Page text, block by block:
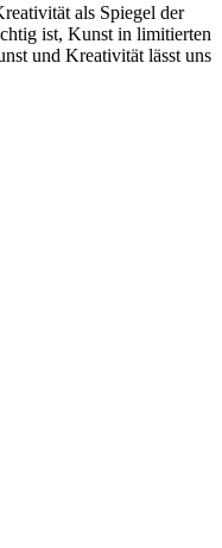
als Spiegel der
ist, Kunst in limitierten
und Kreativität lässt uns